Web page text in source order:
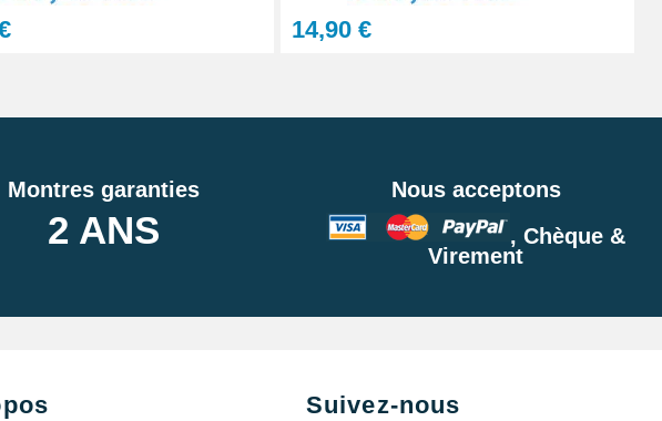
14,90 €
Montres garanties
2 ANS
Nous acceptons
, Chèque &
Virement
Suivez-nous